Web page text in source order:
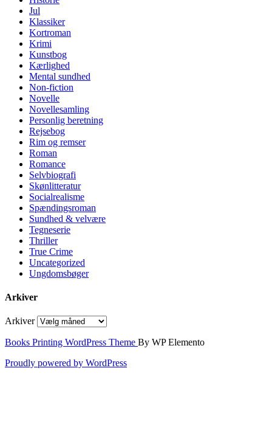
Jul
Klassiker
Kortroman
Krimi
Kunstbog
Kærlighed
Mental sundhed
Non-fiction
Novelle
Novellesamling
Personlig beretning
Rejsebog
Rim og remser
Roman
Romance
Selvbiografi
Skønlitteratur
Socialrealisme
Spændingsroman
Sundhed & velvære
Tegneserie
Thriller
True Crime
Uncategorized
Ungdomsbøger
Arkiver
Arkiver
Books Printing WordPress Theme By WP Elemento
Proudly powered by WordPress